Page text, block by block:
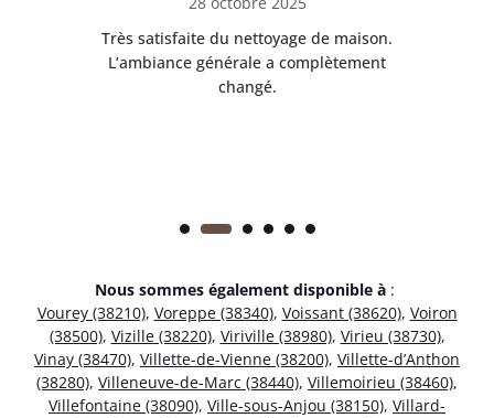
Très satisfaite du nettoyage de maison.
L’ambiance générale a complètement
changé.
Nous sommes également disponible à :
Vourey (38210), Voreppe (38340), Voissant (38620), Voiron
(38500), Vizille (38220), Viriville (38980), Virieu (38730),
Vinay (38470), Villette-de-Vienne (38200), Villette-d’Anthon
(38280), Villeneuve-de-Marc (38440), Villemoirieu (38460),
Villefontaine (38090), Ville-sous-Anjou (38150), Villard-